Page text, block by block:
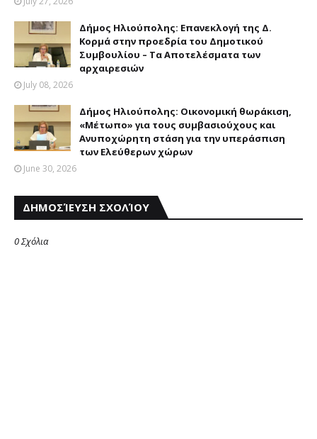
Δήμος Ηλιούπολης: Επανεκλογή της Δ.
Kορμά στην προεδρία του Δημοτικού
Συμβουλίου – Tα Aποτελέσματα των
αρχαιρεσιών
July 08, 2026
Δήμος Ηλιούπολης: Oικονομική θωράκιση,
«Mέτωπο» για τους συμβασιούχους και
Aνυποχώρητη στάση για την υπεράσπιση
των Eλεύθερων χώρων
June 30, 2026
ΔΗΜΟΣΊΕΥΣΗ ΣΧΟΛΊΟΥ
0 Σχόλια